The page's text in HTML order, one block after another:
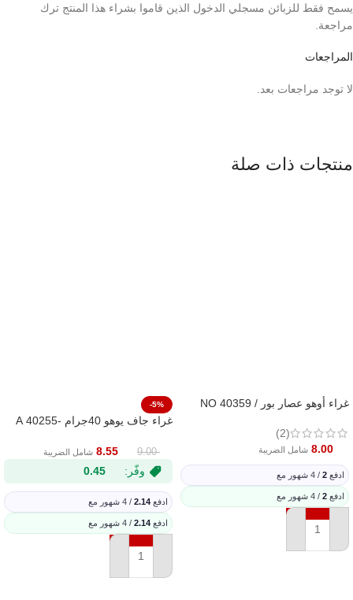
المراجعات
لا توجد مراجعات بعد.
يسمح فقط للزبائن مسجلي الدخول الذين قاموا بشراء هذا المنتج ترك
مراجعة.
منتجات ذات صلة
غراء أوهو عصار بور / NO 40359
(2)
8.00 شامل الضريبة
ادفع 2 / 4 شهور مع
ادفع 2 / 4 شهور مع
إضافة إلى السلة
-5%
غراء جاف يوهو 40جرام -40255 A
9.00
8.55 شامل الضريبة
وفّر: 0.45
ادفع 2.14 / 4 شهور مع
ادفع 2.14 / 4 شهور مع
إضافة إلى السلة